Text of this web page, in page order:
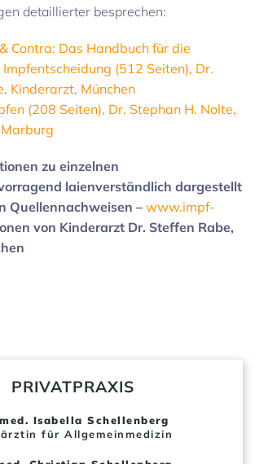
detaillierter besprechen:
Contra: Das Handbuch für die
(512 Seiten), Dr.
Kinderarzt, München
(208 Seiten), Dr. Stephan H. Nolte,
zu einzelnen
laienverständlich dargestellt
Quellennachweisen – www.impf-
von Kinderarzt Dr. Steffen Rabe,
PRIVATPRAXIS
Isabella Schellenberg
für Allgemeinmedizin